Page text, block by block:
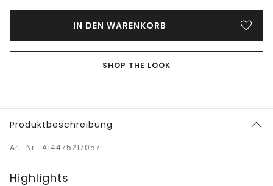
IN DEN WARENKORB
SHOP THE LOOK
Produktbeschreibung
Art. Nr.: A14475217057
Highlights